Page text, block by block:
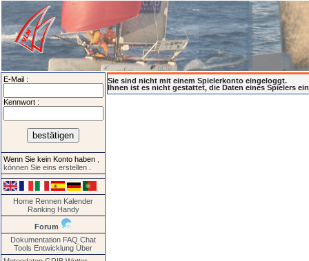
E-Mail :
Kennwort :
Wenn Sie kein Konto haben
können Sie eins erstellen
Home Rennen Kalender
Ranking Handy
Forum
Dokumentation FAQ Chat
Tools Entwicklung Über
Sie sind nicht mit einem Spielerkonto eingeloggt.
Ihnen ist es nicht gestattet, die Daten eines Spielers